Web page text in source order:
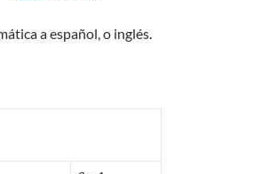
a español, o inglés.